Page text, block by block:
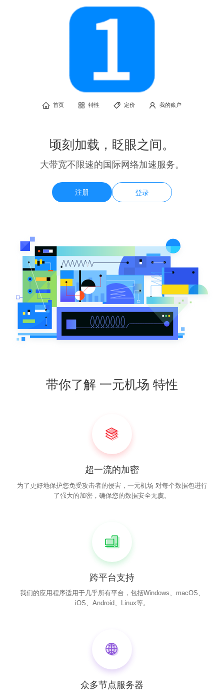
首页 特性 定价 我的账户
顷刻加载，眨眼之间。
大带宽不限速的国际网络加速服务。
注册 登录
带你了解 一元机场 特性
超一流的加密
为了更好地保护您免受攻击者的侵害，一元机场 对每个数据包进行
了强大的加密，确保您的数据安全无虞。
跨平台支持
我们的应用程序适用于几乎所有平台，包括Windows、macOS、
iOS、Android、Linux等。
众多节点服务器